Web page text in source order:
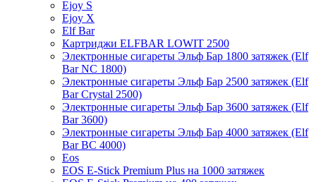
Ejoy S
Ejoy X
Elf Bar
Картриджи ELFBAR LOWIT 2500
Электронные сигареты Эльф Бар 1800 затяжек (Elf
Bar NC 1800)
Электронные сигареты Эльф Бар 2500 затяжек (Elf
Bar Crystal 2500)
Электронные сигареты Эльф Бар 3600 затяжек (Elf
Bar 3600)
Электронные сигареты Эльф Бар 4000 затяжек (Elf
Bar BC 4000)
Eos
EOS E-Stick Premium Plus на 1000 затяжек